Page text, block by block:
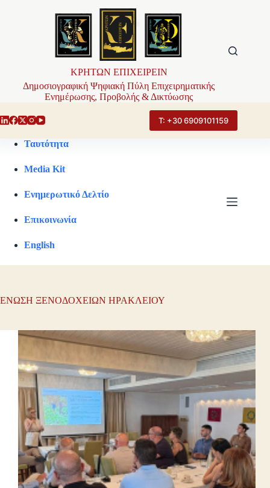
ΚΡΗΤΩΝ ΕΠΙΧΕΙΡΕΙΝ
Δημοσιογραφική Ψηφιακή Πύλη Επιχειρηματικής
Ενημέρωσης, Προβολής & Δικτύωσης
Τ: +30 6909101159
Ταυτότητα
Media Kit
Ενημερωτικό Δελτίο
Επικοινωνία
English
ΕΝΩΣΗ ΞΕΝΟΔΟΧΕΙΩΝ ΗΡΑΚΛΕΙΟΥ